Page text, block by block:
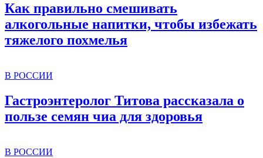
Как правильно смешивать
алкогольные напитки, чтобы избежать
тяжелого похмелья
В РОССИИ
Гастроэнтеролог Титова рассказала о
пользе семян чиа для здоровья
В РОССИИ